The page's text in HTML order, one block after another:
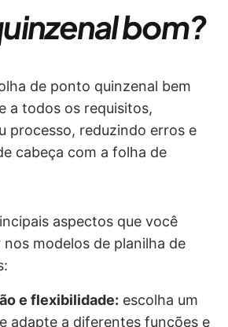
bom?
de ponto quinzenal bem
a todos os requisitos,
processo, reduzindo erros e
cabeça com a folha de
aspectos que você
modelos de planilha de
e flexibilidade: escolha um
adapte a diferentes funções e